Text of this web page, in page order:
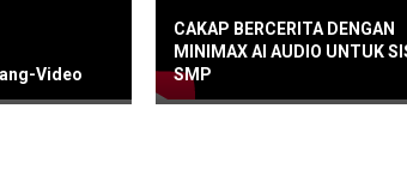
Video
CAKAP BERCERITA DENGAN
MINIMAX AI AUDIO UNTUK
SMP